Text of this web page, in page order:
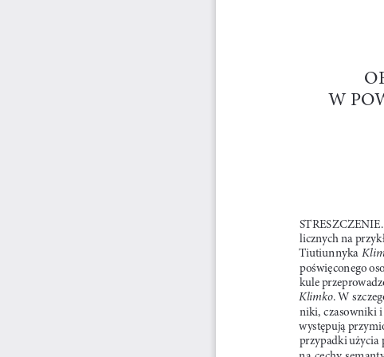
W
licznych na
Tiutiunnyka
poświęconego
kule
Klimko. W
niki, czasowniki i
występują
przypadki użycia
na  cechy